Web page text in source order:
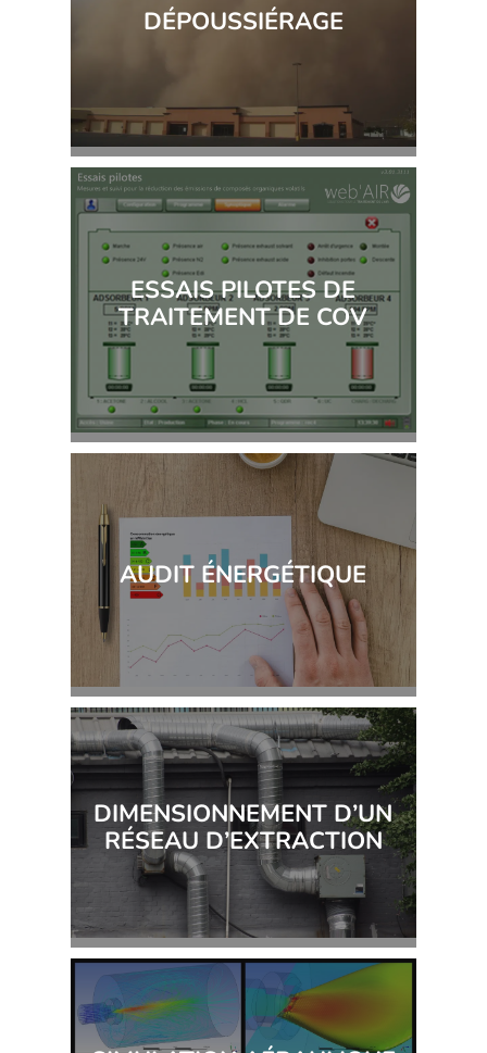
DÉPOUSSIÉRAGE
ESSAIS PILOTES DE
TRAITEMENT DE COV
AUDIT ÉNERGÉTIQUE
DIMENSIONNEMENT D’UN
RÉSEAU D’EXTRACTION